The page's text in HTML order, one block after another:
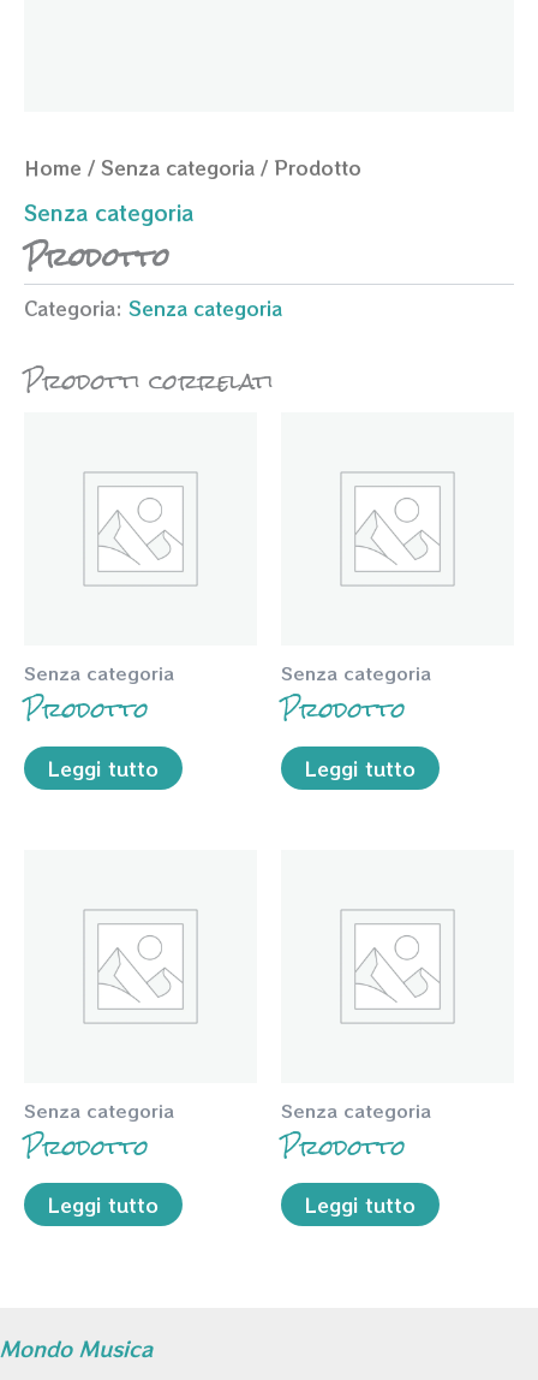
Home / Senza categoria / Prodotto
Senza categoria
Prodotto
Categoria: Senza categoria
Prodotti correlati
Senza categoria
Prodotto
Leggi tutto
Senza categoria
Prodotto
Leggi tutto
Senza categoria
Prodotto
Leggi tutto
Senza categoria
Prodotto
Leggi tutto
Mondo Musica